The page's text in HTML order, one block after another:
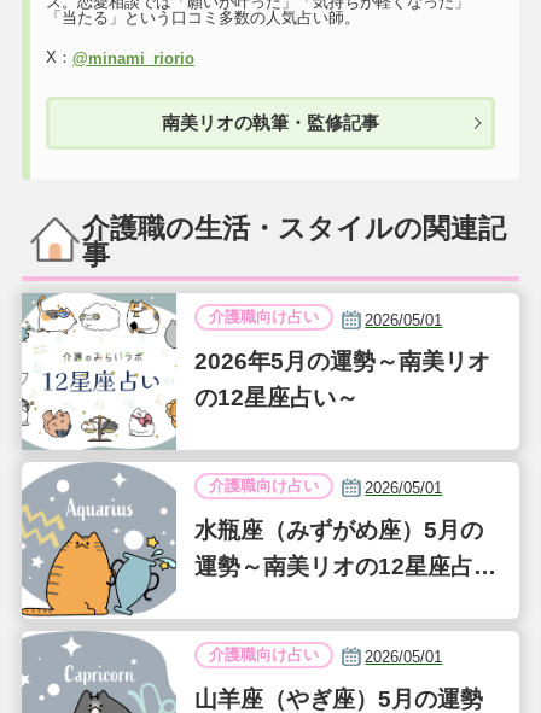
「当たる」という口コミ多数の人気占い師。
X： @minami_riorio
南美リオの執筆・監修記事
介護職の生活・スタイルの関連記
事
介護職向け占い 2026/05/01
2026年5月の運勢～南美リオ
の12星座占い～
介護職向け占い 2026/05/01
水瓶座（みずがめ座）5月の
運勢～南美リオの12星座占い
介護職向け占い 2026/05/01
山羊座（やぎ座）5月の運勢